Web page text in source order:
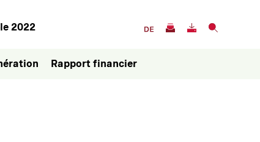
Rapport financier
2022
Navigation